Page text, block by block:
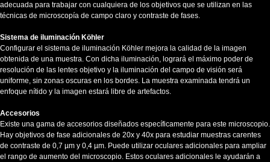
adecuada para trabajar con cualquiera de los objetivos que se utilizan en las
técnicas de microscopía de campo claro y contraste de fases.
Sistema de iluminación Köhler
Configurar el sistema de iluminación Köhler mejora la calidad de la imagen
obtenida de una muestra. Con dicha iluminación, logrará el máximo poder de
resolución de las lentes objetivo y la iluminación del campo de visión será
uniforme, sin zonas oscuras en los bordes. La muestra examinada tendrá un
enfoque nítido y la imagen estará libre de artefactos.
Accesorios
Existe una gama de accesorios diseñados específicamente para este microscopio.
Hay objetivos de fase adicionales de 20x y 40x para estudiar muestras carentes
de contraste de 0,7 µm y 0,4 µm. Puede utilizar oculares adicionales para ampliar
el rango de aumento del microscopio. Estos oculares adicionales le ayudarán a